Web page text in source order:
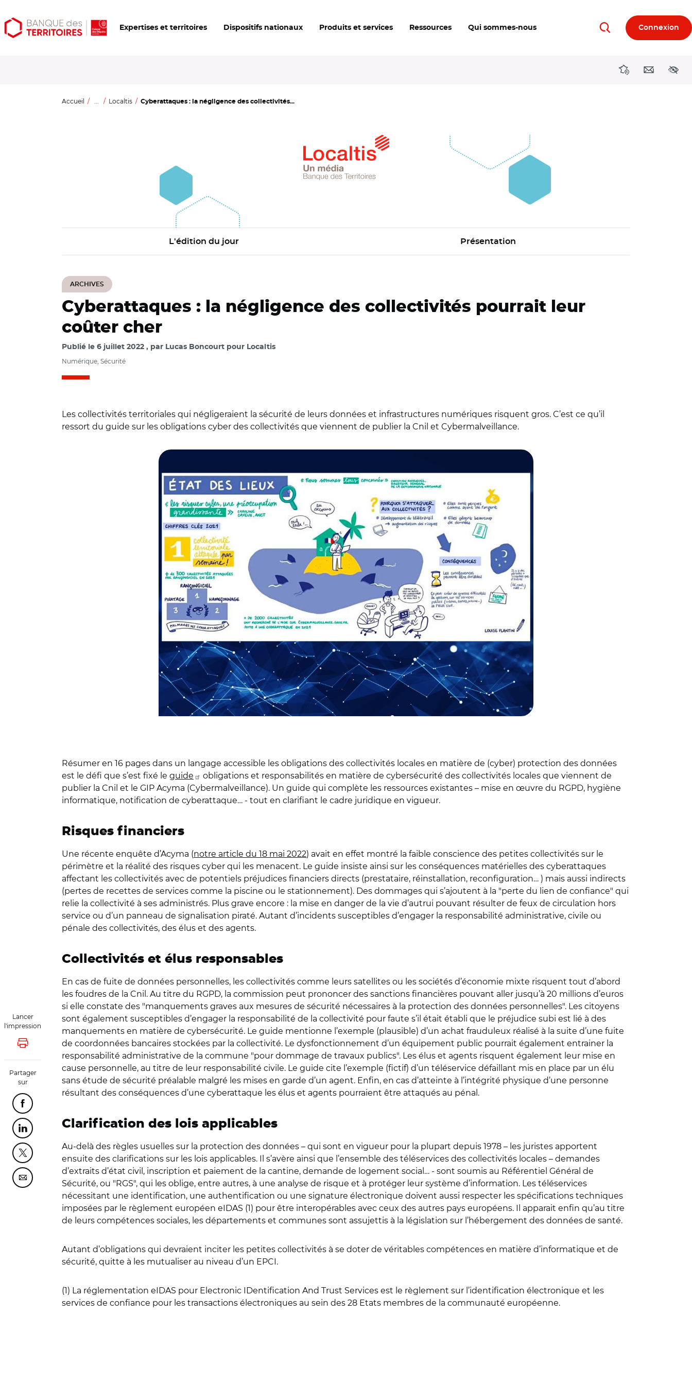
Aller
au
Aller
au
Ouvrir
les
Expertises et territoires Dispositifs nationaux Produits et services Ressources Qui sommes-nous RechercherConnexion
DirectionsContact
Accueil ... Localtis Cyberattaques : la négligence des collectivités...
L'édition du jour Présentation
ARCHIVES
Lancer
l'impression
Lancer l'impression
Partager
sur
Partager cette page sur Facebook
Partager cette page sur Linkedin
Partager cette page sur Twitter
Partager cette page sur Courriel
Cyberattaques : la négligence des collectivités pourrait leur
coûter cher
Publié le 6 juillet 2022 par Lucas Boncourt pour Localtis
Numérique, Sécurité
Les collectivités territoriales qui négligeraient la sécurité de leurs données et infrastructures numériques risquent gros. C’est ce qu’il
ressort du guide sur les obligations cyber des collectivités que viennent de publier la Cnil et Cybermalveillance.
Résumer en 16 pages dans un langage accessible les obligations des collectivités locales en matière de (cyber) protection des données
est le défi que s’est fixé le guide
obligations et responsabilités en matière de cybersécurité des collectivités locales que viennent de
publier la Cnil et le GIP Acyma (Cybermalveillance). Un guide qui complète les ressources existantes – mise en œuvre du RGPD, hygiène
informatique, notification de cyberattaque… - tout en clarifiant le cadre juridique en vigueur.
Risques financiers
Une récente enquête d’Acyma (notre article du 18 mai 2022) avait en effet montré la faible conscience des petites collectivités sur le
périmètre et la réalité des risques cyber qui les menacent. Le guide insiste ainsi sur les conséquences matérielles des cyberattaques
affectant les collectivités avec de potentiels préjudices financiers directs (prestataire, réinstallation, reconfiguration… ) mais aussi indirects
(pertes de recettes de services comme la piscine ou le stationnement). Des dommages qui s’ajoutent à la "perte du lien de confiance" qui
relie la collectivité à ses administrés. Plus grave encore : la mise en danger de la vie d’autrui pouvant résulter de feux de circulation hors
service ou d’un panneau de signalisation piraté. Autant d’incidents susceptibles d’engager la responsabilité administrative, civile ou
pénale des collectivités, des élus et des agents.
Collectivités et élus responsables
En cas de fuite de données personnelles, les collectivités comme leurs satellites ou les sociétés d’économie mixte risquent tout d’abord
les foudres de la Cnil. Au titre du RGPD, la commission peut prononcer des sanctions financières pouvant aller jusqu’à 20 millions d’euros
si elle constate des "manquements graves aux mesures de sécurité nécessaires à la protection des données personnelles". Les citoyens
sont également susceptibles d’engager la responsabilité de la collectivité pour faute s’il était établi que le préjudice subi est lié à des
manquements en matière de cybersécurité. Le guide mentionne l’exemple (plausible) d’un achat frauduleux réalisé à la suite d’une fuite
de coordonnées bancaires stockées par la collectivité. Le dysfonctionnement d’un équipement public pourrait également entrainer la
responsabilité administrative de la commune "pour dommage de travaux publics". Les élus et agents risquent également leur mise en
cause personnelle, au titre de leur responsabilité civile. Le guide cite l’exemple (fictif) d’un téléservice défaillant mis en place par un élu
sans étude de sécurité préalable malgré les mises en garde d’un agent. Enfin, en cas d’atteinte à l’intégrité physique d’une personne
résultant des conséquences d’une cyberattaque les élus et agents pourraient être attaqués au pénal.
Clarification des lois applicables
Au-delà des règles usuelles sur la protection des données – qui sont en vigueur pour la plupart depuis 1978 – les juristes apportent
ensuite des clarifications sur les lois applicables. Il s’avère ainsi que l’ensemble des téléservices des collectivités locales – demandes
d’extraits d’état civil, inscription et paiement de la cantine, demande de logement social… - sont soumis au Référentiel Général de
Sécurité, ou "RGS", qui les oblige, entre autres, à une analyse de risque et à protéger leur système d’information. Les téléservices
nécessitant une identification, une authentification ou une signature électronique doivent aussi respecter les spécifications techniques
imposées par le règlement européen eIDAS (1) pour être interopérables avec ceux des autres pays européens. Il apparait enfin qu’au titre
de leurs compétences sociales, les départements et communes sont assujettis à la législation sur l’hébergement des données de santé.
Autant d’obligations qui devraient inciter les petites collectivités à se doter de véritables compétences en matière d’informatique et de
sécurité, quitte à les mutualiser au niveau d’un EPCI.
(1) La réglementation eIDAS pour Electronic IDentification And Trust Services est le règlement sur l’identification électronique et les
services de confiance pour les transactions électroniques au sein des 28 Etats membres de la communauté européenne.